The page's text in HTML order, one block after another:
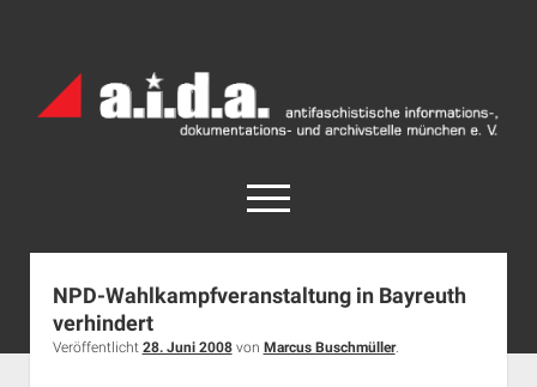
Archiv
München
open
menu
facebook
rss info@aida-archiv.de
NPD-Wahlkampfveranstaltung in Bayreuth
verhindert
Veröffentlicht 28. Juni 2008von Marcus Buschmüller.